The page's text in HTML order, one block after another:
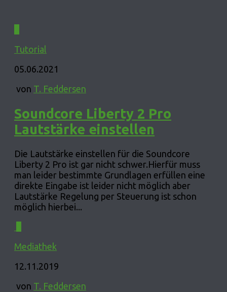
Tutorial
05.06.2021
von T. Feddersen
Soundcore Liberty 2 Pro
Lautstärke einstellen
Die Lautstärke einstellen für die Soundcore
Liberty 2 Pro ist gar nicht schwer.Hierfür muss
man leider bestimmte Grundlagen erfüllen eine
direkte Eingabe ist leider nicht möglich aber
Lautstärke Regelung per Steuerung ist schon
möglich hierbei...
Mediathek
12.11.2019
von T. Feddersen